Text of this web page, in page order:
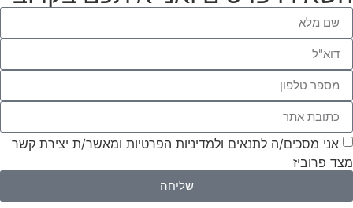
אני מסכים/ה לתנאים ולמדיניות הפרטיות ומאשר/ת יצירת קשר
מצד פרוביז
שליחה